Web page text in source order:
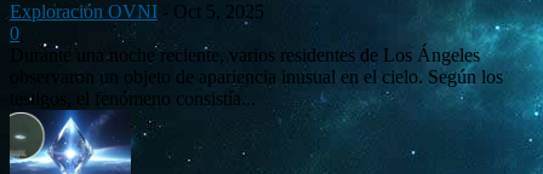
Exploración OVNI - Oct 5, 2025
0
Durante una noche reciente, varios residentes de Los Ángeles
observaron un objeto de apariencia inusual en el cielo. Según los
testigos, el fenómeno consistía...